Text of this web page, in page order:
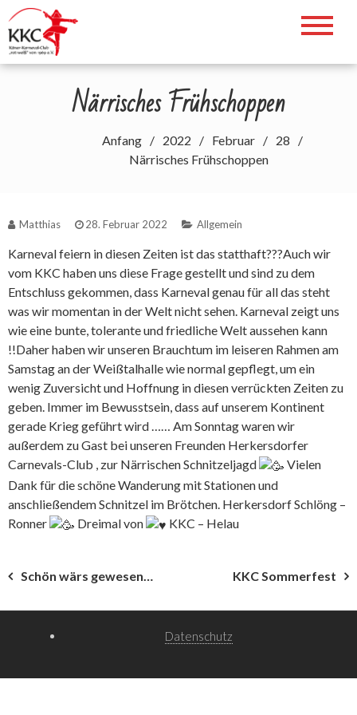
Zum
Inhalt
springen
Willkommen auf der Webseite des
KKC. Helau!!!
Närrisches Frühschoppen
Anfang 2022 Februar
28
Närrisches Frühschoppen
Matthias 28. Februar 2022 Allgemein
Karneval feiern in diesen Zeiten ist das statthaft???Auch wir
vom KKC haben uns diese Frage gestellt und sind zu dem
Entschluss gekommen, dass Karneval genau für all das steht
was wir momentan in der Welt nicht sehen. Karneval zeigt uns
wie eine bunte, tolerante und friedliche Welt aussehen kann
!!Daher haben wir unseren Brauchtum im leiseren Rahmen am
Samstag an der Weißtalhalle wie normal gepflegt, um ein
wenig Zuversicht und Hoffnung in diesen verrückten Zeiten zu
geben. Immer im Bewusstsein, dass auf unserem Kontinent
gerade Krieg geführt wird …… Am Sonntag waren wir
außerdem zu Gast bei unseren Freunden Herkersdorfer
Carnevals-Club , zur Närrischen Schnitzeljagd
Vielen
Dank für die schöne Wanderung mit Stationen und
anschließendem Schnitzel im Brötchen. Herkersdorf Schlöng –
Ronner
Dreimal von KKC – Helau
Beitragsnavigation
Schön wärs gewesen… KKC Sommerfest
Datenschutz